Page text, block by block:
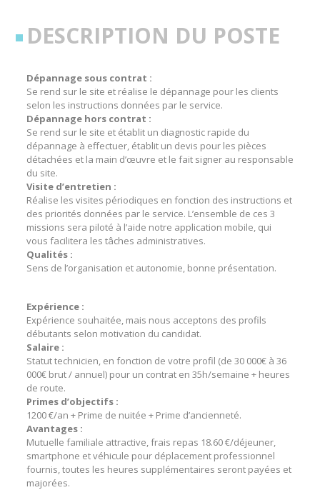
DESCRIPTION DU POSTE
Dépannage sous contrat :
Se rend sur le site et réalise le dépannage pour les clients
selon les instructions données par le service.
Dépannage hors contrat :
Se rend sur le site et établit un diagnostic rapide du
dépannage à effectuer, établit un devis pour les pièces
détachées et la main d’œuvre et le fait signer au responsable
du site.
Visite d’entretien :
Réalise les visites périodiques en fonction des instructions et
des priorités données par le service. L’ensemble de ces 3
missions sera piloté à l’aide notre application mobile, qui
vous facilitera les tâches administratives.
Qualités :
Sens de l’organisation et autonomie, bonne présentation.
Expérience :
Expérience souhaitée, mais nous acceptons des profils
débutants selon motivation du candidat.
Salaire :
Statut technicien, en fonction de votre profil (de 30 000€ à 36
000€ brut / annuel) pour un contrat en 35h/semaine + heures
de route.
Primes d’objectifs :
1200 €/an + Prime de nuitée + Prime d’ancienneté.
Avantages :
Mutuelle familiale attractive, frais repas 18.60 €/déjeuner,
smartphone et véhicule pour déplacement professionnel
fournis, toutes les heures supplémentaires seront payées et
majorées.